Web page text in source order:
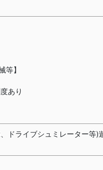
】
あり
ドライブシュミレーター等)